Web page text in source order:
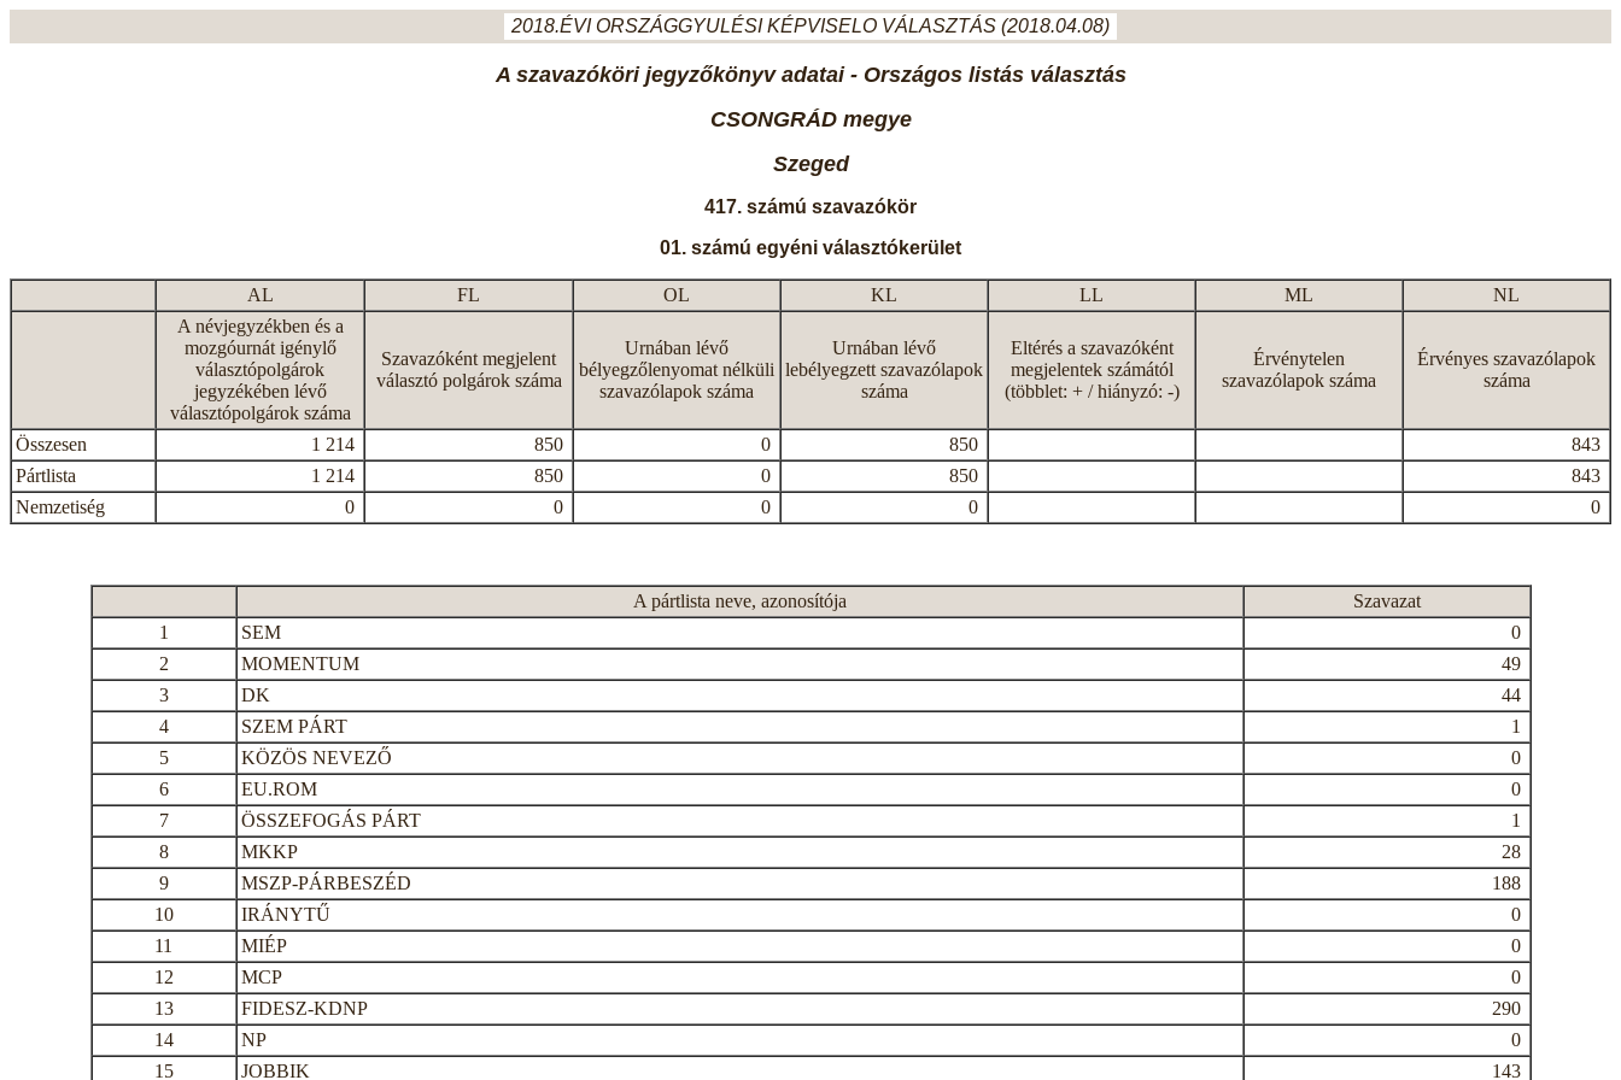
2018.ÉVI ORSZÁGGYULÉSI KÉPVISELO VÁLASZTÁS (2018.04.08)
A szavazóköri jegyzőkönyv adatai - Országos listás választás
CSONGRÁD megye
Szeged
417. számú szavazókör
01. számú egyéni választókerület
AL FL OL KL LL ML
NL
A névjegyzékben és a
mozgóurnát igénylő
választópolgárok
jegyzékében lévő
választópolgárok száma
Szavazóként megjelent
választó polgárok száma
Urnában lévő
bélyegzőlenyomat nélküli
szavazólapok száma
Urnában lévő
lebélyegzett szavazólapok
száma
Eltérés a szavazóként
megjelentek számától
(többlet: + / hiányzó: -)
Érvénytelen
szavazólapok száma
Érvényes szavazólapok
száma
Összesen 1 214 850 0 850
843
Pártlista
1 214 850 0 850
843
Nemzetiség
0 0 0 0 0
A pártlista neve, azonosítója
Szavazat
1
SEM
0
2
MOMENTUM
49
3
DK
44
4
SZEM PÁRT
1
5
KÖZÖS NEVEZŐ
0
6
EU.ROM
0
7
ÖSSZEFOGÁS PÁRT
1
8
MKKP
28
9
MSZP-PÁRBESZÉD
188
10
IRÁNYTŰ
0
11
MIÉP
0
12
MCP
0
13
FIDESZ-KDNP
290
14
NP
0
15
JOBBIK 143